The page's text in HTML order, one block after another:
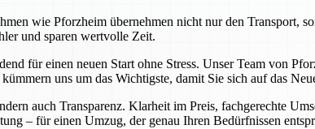
wie Pforzheim übernehmen nicht nur den Transport,
und sparen wertvolle Zeit.
für einen neuen Start ohne Stress. Unser Team von
uns um das Wichtigste, damit Sie sich auf das
auch Transparenz. Klarheit im Preis, fachgerechte
– für einen Umzug, der genau Ihren Bedürfnissen